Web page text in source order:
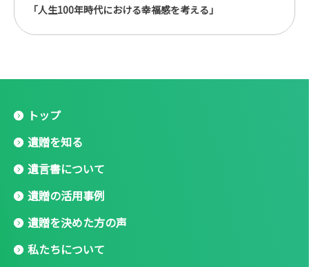
「人生100年時代における幸福感を考える」
トップ
遺贈を知る
遺言書について
遺贈の活用事例
遺贈を決めた方の声
私たちについて